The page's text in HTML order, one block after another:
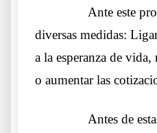
Ante este
diversas medidas:
a la esperanza de
o aumentar las
Antes de